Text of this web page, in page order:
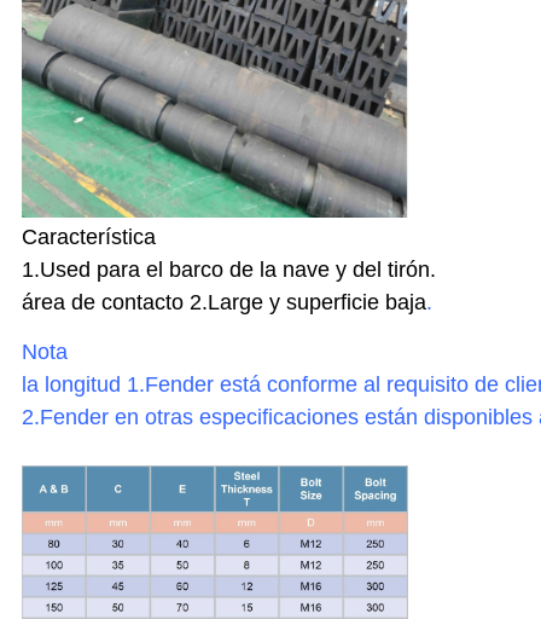
Característica
1.Used para el barco de la nave y del tirón.
área de contacto 2.Large y superficie baja.
Nota
la longitud 1.Fender está conforme al requisito de
2.Fender en otras especificaciones están disponibles